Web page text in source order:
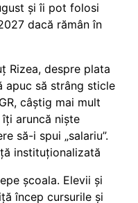
și îi pot folosi
dacă rămân în
Rizea, despre plata
apuc să strâng sticle
câștig mai mult
aruncă niște
să-i spui „salariu”.
instituționalizată
școala. Elevii și
încep cursurile și